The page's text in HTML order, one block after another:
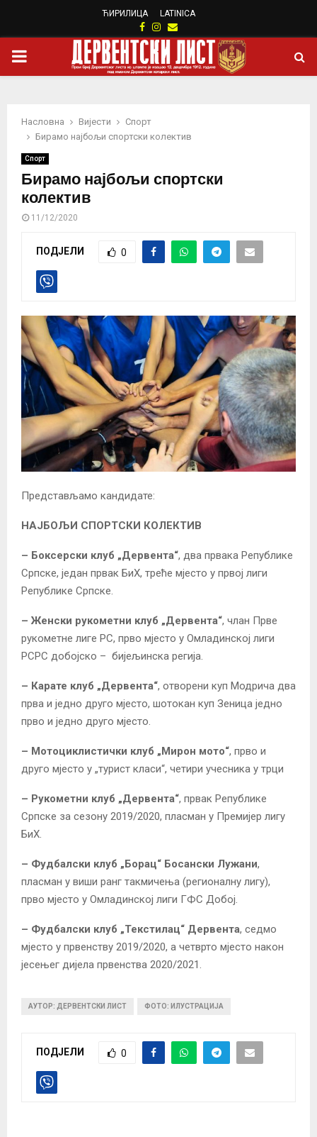
ЋИРИЛИЦА LATINICA
Facebook
Instagram
Email
PRIMARY
Насловна Вијести
Спорт
Бирамо најбољи спортски колектив
Спорт
Бирамо најбољи спортски
колектив
11/12/2020
ПОДЈЕЛИ 0
Представљамо кандидате:
НАЈБОЉИ СПОРТСКИ КОЛЕКТИВ
– Боксерски клуб „Дервента“, два првака Републике
Српске, један првак БиХ, треће мјесто у првој лиги
Републике Српске.
– Женски рукометни клуб „Дервента“, члан Прве
рукометне лиге РС, прво мјесто у Омладинској лиги
РСРС добојско – бијељинска регија.
– Карате клуб „Дервента“, отворени куп Модрича два
прва и једно друго мјесто, шотокан куп Зеница једно
прво и једно друго мјесто.
– Мотоциклистички клуб „Мирон мото“, прво и
друго мјесто у „турист класи“, четири учесника у трци
– Рукометни клуб „Дервента“, првак Републике
Српске за сезону 2019/2020, пласман у Премијер лигу
БиХ.
– Фудбалски клуб „Борац“ Босански Лужани,
пласман у виши ранг такмичења (регионалну лигу),
прво мјесто у Омладинској лиги ГФС Добој.
– Фудбалски клуб „Текстилац“ Дервента, седмо
мјесто у првенству 2019/2020, а четврто мјесто након
јесењег дијела првенства 2020/2021.
АУТОР: ДЕРВЕНТСКИ ЛИСТ ФОТО: ИЛУСТРАЦИЈА
ПОДЈЕЛИ 0